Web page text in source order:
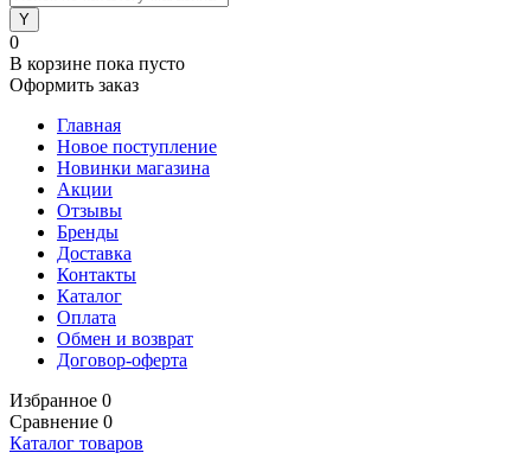
0
В корзине пока пусто
Оформить заказ
Главная
Новое поступление
Новинки магазина
Акции
Отзывы
Бренды
Доставка
Контакты
Каталог
Оплата
Обмен и возврат
Договор-оферта
Избранное 0
Сравнение 0
Каталог товаров